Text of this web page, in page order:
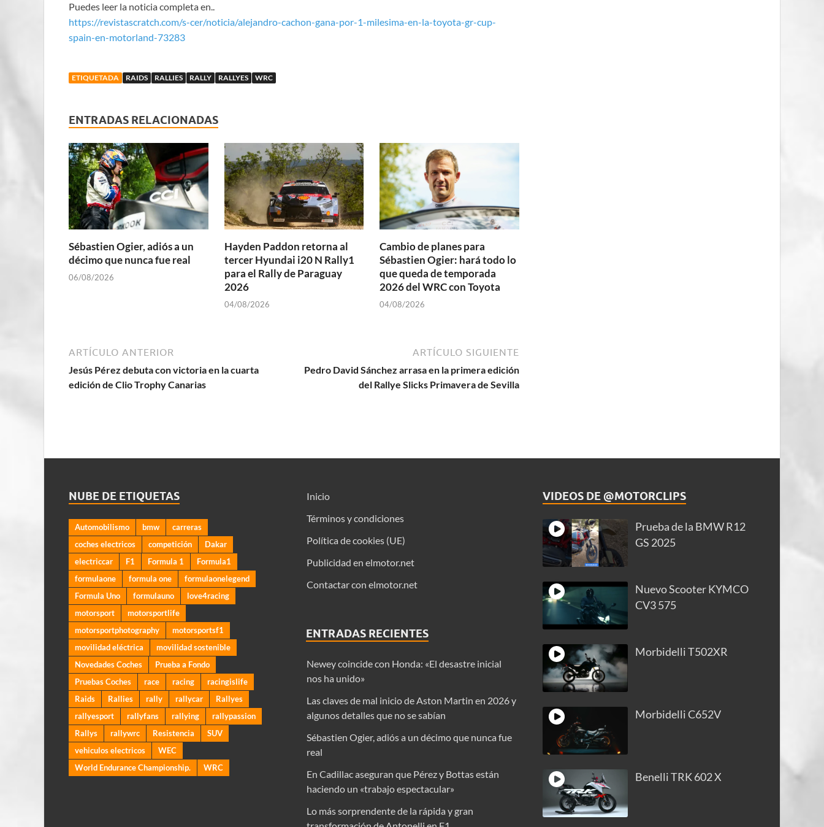
Puedes leer la noticia completa en..
https://revistascratch.com/s-cer/noticia/alejandro-cachon-gana-por-1-milesima-en-la-toyota-gr-cup-
spain-en-motorland-73283
ETIQUETADA RAIDS RALLIES RALLY RALLYES WRC
ENTRADAS RELACIONADAS
Sébastien Ogier, adiós a un
décimo que nunca fue real
06/08/2026
Hayden Paddon retorna al
tercer Hyundai i20 N Rally1
para el Rally de Paraguay
2026
04/08/2026
Cambio de planes para
Sébastien Ogier: hará todo lo
que queda de temporada
2026 del WRC con Toyota
04/08/2026
ARTÍCULO ANTERIOR
Jesús Pérez debuta con victoria en la cuarta
edición de Clio Trophy Canarias
ARTÍCULO SIGUIENTE
Pedro David Sánchez arrasa en la primera edición
del Rallye Slicks Primavera de Sevilla
NUBE DE ETIQUETAS
Automobilismo bmw
carreras
coches electricos
competición
Dakar
electriccar
F1 Formula 1
Formula1
formulaone
formula one
formulaonelegend
Formula Uno
formulauno
love4racing
motorsport
motorsportlife
motorsportphotography
motorsportsf1
movilidad eléctrica
movilidad sostenible
Novedades Coches
Prueba a Fondo
Pruebas Coches
race racing
racingislife
Raids
Rallies rally rallycar
Rallyes
rallyesport
rallyfans rallying
rallypassion
Rallys
rallywrc Resistencia
SUV
vehiculos electricos
WEC
World Endurance Championship.
WRC
Inicio
Términos y condiciones
Política de cookies (UE)
Publicidad en elmotor.net
Contactar con elmotor.net
ENTRADAS RECIENTES
Newey coincide con Honda: «El desastre inicial
nos ha unido»
Las claves de mal inicio de Aston Martin en 2026 y
algunos detalles que no se sabían
Sébastien Ogier, adiós a un décimo que nunca fue
real
En Cadillac aseguran que Pérez y Bottas están
haciendo un «trabajo espectacular»
Lo más sorprendente de la rápida y gran
VIDEOS DE @MOTORCLIPS
Prueba de la BMW R12
GS 2025
Nuevo Scooter KYMCO
CV3 575
Morbidelli T502XR
Morbidelli C652V
Benelli TRK 602 X